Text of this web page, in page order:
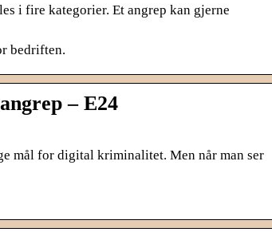
i fire kategorier. Et angrep kan gjerne
bedriften.
– E24
mål for digital kriminalitet. Men når man ser